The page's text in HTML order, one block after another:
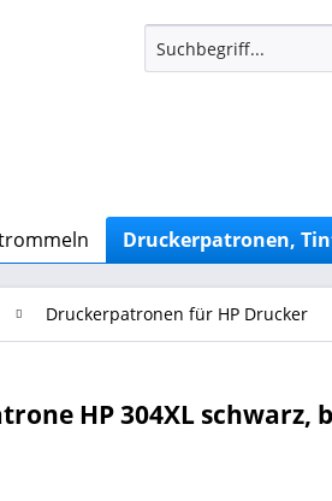
Druckerpatronen,
Druckerpatronen für HP Drucker
HP 304XL schwarz,